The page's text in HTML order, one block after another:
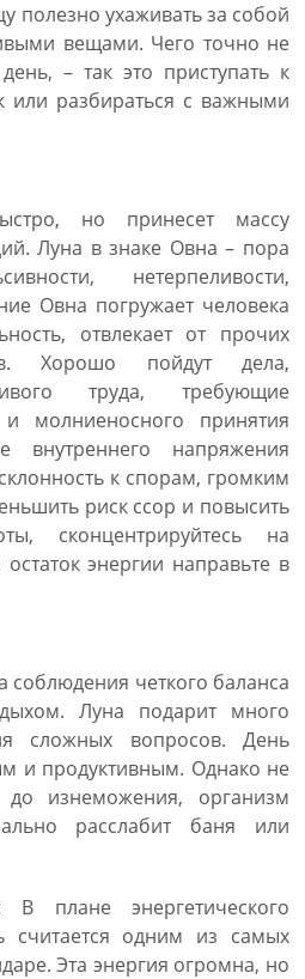
полезно ухаживать за собой
вещами. Чего точно не
– так это приступать к
или разбираться с важными
но принесет массу
Луна в знаке Овна – пора
нетерпеливости,
Овна погружает человека
отвлекает от прочих
Хорошо пойдут дела,
труда, требующие
молниеносного принятия
внутреннего напряжения
к спорам, громким
риск ссор и повысить
сконцентрируйтесь на
энергии направьте в
четкого баланса
Луна подарит много
сложных вопросов. День
и продуктивным. Однако не
до изнеможения, организм
расслабит баня или
плане энергетического
считается одним из самых
Эта энергия огромна, но